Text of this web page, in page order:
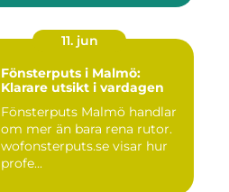
11. jun
Fönsterputs i Malmö:
Klarare utsikt i vardagen
Fönsterputs Malmö handlar
om mer än bara rena rutor.
wofonsterputs.se visar hur
profe...